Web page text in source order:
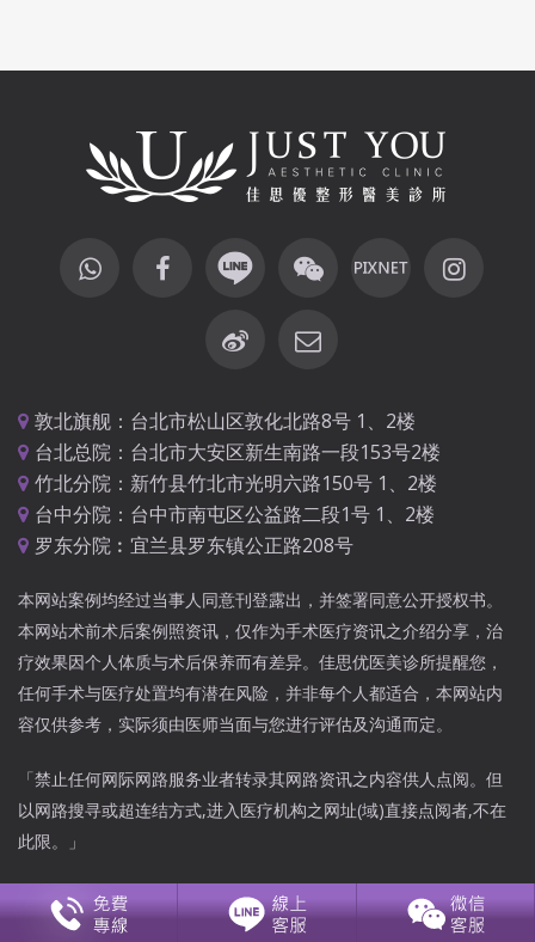
敦北旗舰：台北市松山区敦化北路8号 1、2楼
台北总院：台北市大安区新生南路一段153号2楼
竹北分院：新竹县竹北市光明六路150号 1、2楼
台中分院：台中市南屯区公益路二段1号 1、2楼
罗东分院︰宜兰县罗东镇公正路208号
本网站案例均经过当事人同意刊登露出，并签署同意公开授权书。
本网站术前术后案例照资讯，仅作为手术医疗资讯之介绍分享，治
疗效果因个人体质与术后保养而有差异。佳思优医美诊所提醒您，
任何手术与医疗处置均有潜在风险，并非每个人都适合，本网站内
容仅供参考，实际须由医师当面与您进行评估及沟通而定。
「禁止任何网际网路服务业者转录其网路资讯之内容供人点阅。但
以网路搜寻或超连结方式,进入医疗机构之网址(域)直接点阅者,不在
此限。」
版权所有 ©佳思优医美诊所 Copy Right © 2026